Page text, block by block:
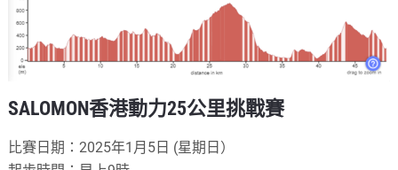
SALOMON香港動力25公里挑戰賽
比賽日期：2025年1月5日 (星期日）